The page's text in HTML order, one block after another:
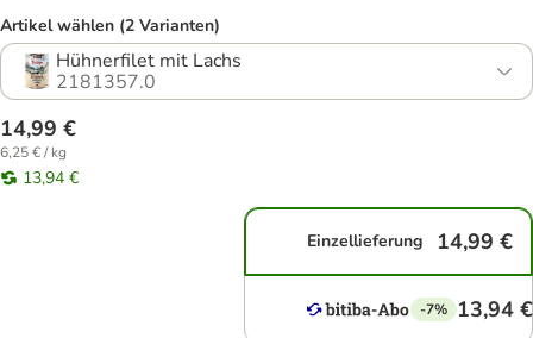
Artikel wählen (2 Varianten)
Hühnerfilet mit Lachs
2181357.0
14,99 €
6,25 € / kg
13,94 €
Einzellieferung 14,99 €
-7% 13,94 €